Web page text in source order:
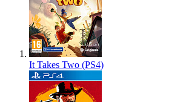
It Takes Two (PS4)